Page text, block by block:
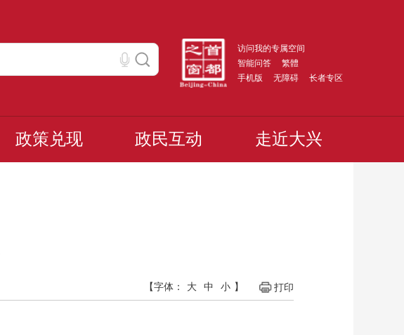
访问我的专属空间
智能问答
繁體
手机版
无障碍 长者专区
政策兑现 政民互动 走近大兴
打印
【字体： 大 中 小 】